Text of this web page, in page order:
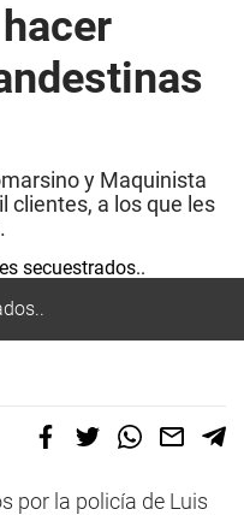
y Maquinista
clientes, a los que les
por la policía de Luis